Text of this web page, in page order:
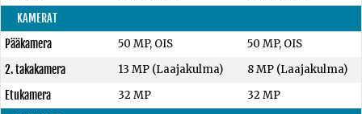
KAMERAT
Pääkamera
50 MP, OIS
50 MP, OIS
2. takakamera
13 MP (Laajakulma)
8 MP (Laajakulma)
Etukamera
32 MP
32 MP